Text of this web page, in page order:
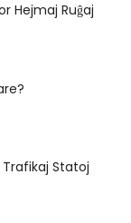
Hejmaj Ruĝaj
Statoj